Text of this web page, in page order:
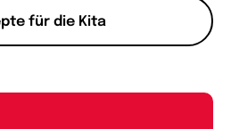
für die Kita